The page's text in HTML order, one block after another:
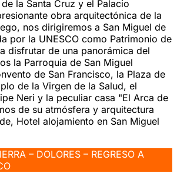
la Santa Cruz y el Palacio
obra arquitectónica de la
nos dirigiremos a San Miguel de
por la UNESCO como Patrimonio de
disfrutar de una panorámica del
la Parroquia de San Miguel
de San Francisco, la Plaza de
de la Virgen de la Salud, el
Neri y la peculiar casa "El Arca de
de su atmósfera y arquitectura
Hotel alojamiento en San Miguel
– DOLORES – REGRESO A